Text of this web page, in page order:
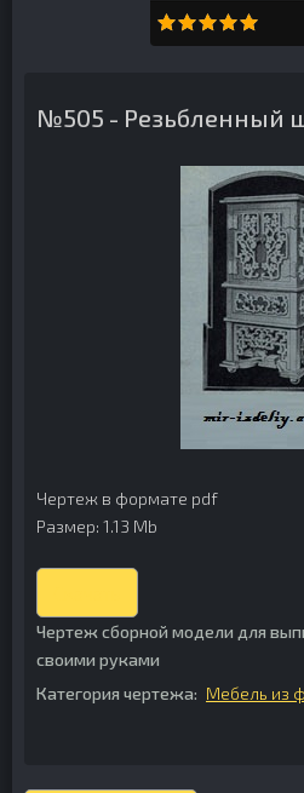
№505 - Резьбленный
Чертеж в формате pdf
Размер: 1.13 Mb
Чертеж сборной модели для
своими руками
Категория чертежа: Мебель из